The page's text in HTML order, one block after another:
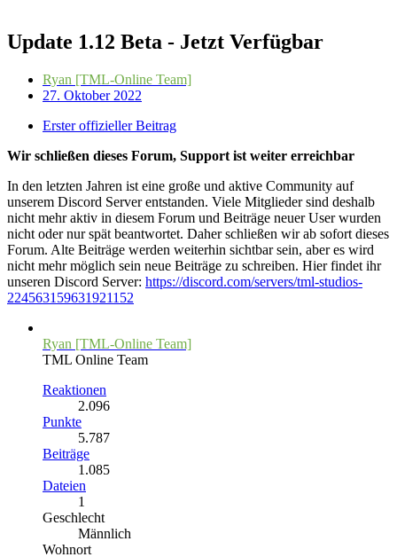
Update 1.12 Beta - Jetzt Verfügbar
Ryan [TML-Online Team]
27. Oktober 2022
Erster offizieller Beitrag
Wir schließen dieses Forum, Support ist weiter erreichbar
In den letzten Jahren ist eine große und aktive Community auf
unserem Discord Server entstanden. Viele Mitglieder sind deshalb
nicht mehr aktiv in diesem Forum und Beiträge neuer User wurden
nicht oder nur spät beantwortet. Daher schließen wir ab sofort dieses
Forum. Alte Beiträge werden weiterhin sichtbar sein, aber es wird
nicht mehr möglich sein neue Beiträge zu schreiben. Hier findet ihr
unseren Discord Server: https://discord.com/servers/tml-studios-
224563159631921152
Ryan [TML-Online Team]
TML Online Team
Reaktionen
2.096
Punkte
5.787
Beiträge
1.085
Dateien
1
Geschlecht
Männlich
Wohnort